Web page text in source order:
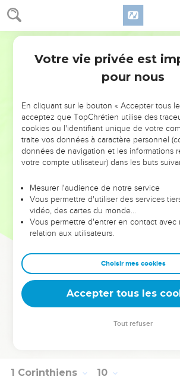
1 Corinthiens 9
dans son propre corps, dans une liberté
assujettie. (
condamne lui-même, (Colossiens 2.23)
une indépendance licencieuse, et
esprit vraiment chrétien. Nous pouvons
Paul jugeait qu'il ne lui eût pas été bon
métier manuel pour ne se livrer qu'à sa
apostolique, sans pourtant vouloir faire
loi pour d'autres. Cette position de son
délicatesse de conscience, beaucoup
même, unie à beaucoup de tolérance
Olshausen.
Avoir longtemps annoncé à d'autres le
finalement soi-même exclu, ce serait être
la plus funeste. Voilà pourquoi l'apôtre
droits et aux libertés que l'Evangile lui
1 Corinthiens 10
Votre vie privée est
pour nous
En cliquant sur le bouton « Accepter tous
acceptez que TopChrétien utilise des
cookies ou l'identifiant unique de votre
traite vos données à caractère personnel
données de navigation et les informations
votre compte utilisateur) dans les buts
Mesurer l'audience de notre service
Vous permettre d'utiliser des services
vidéo, des cartes du monde…
Vous permettre d'entrer en contact avec
relation aux utilisateurs.
Choisir mes cookies
Accepter tous les
Tout refuser